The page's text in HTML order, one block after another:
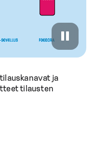
ja
tilausten